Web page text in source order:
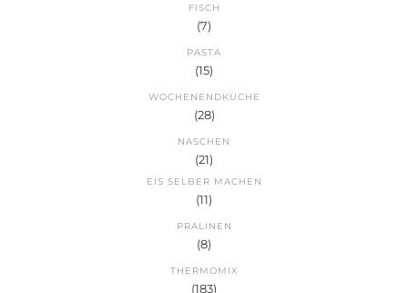
FISCH
(7)
PASTA
(15)
WOCHENENDKÜCHE
(28)
NASCHEN
(21)
EIS SELBER MACHEN
(11)
PRALINEN
(8)
THERMOMIX
(183)